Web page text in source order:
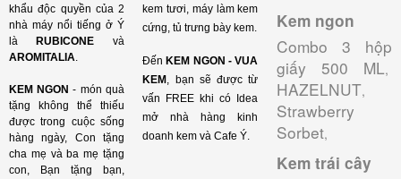
khẩu độc quyền của 2
nhà máy nổi tiếng ở Ý
là
RUBICONE và
AROMITALIA.
KEM NGON - món quà
tặng không thể thiếu
được trong cuộc sống
hàng ngày, Con tặng
cha mẹ và ba mẹ tặng
con, Bạn tặng bạn,
kem tươi, máy làm kem
cứng, tủ trưng bày kem.
Đến KEM NGON - VUA
KEM , bạn sẽ được từ
vấn FREE khi có Idea
mở nhà hàng kinh
doanh kem và Cafe Ý.
Kem ngon
Combo 3 hộp
giấy 500 ML,
HAZELNUT,
Strawberry
Sorbet,
Kem trái cây